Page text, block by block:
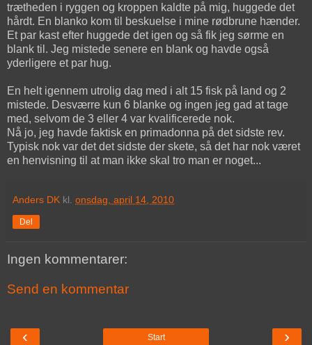
trætheden i ryggen og kroppen kaldte på mig, huggede det
hårdt. En blanko kom til beskuelse i mine rødbrune hænder.
Et par kast efter huggede det igen og så fik jeg sørme en
blank til. Jeg mistede senere en blank og havde også
yderligere et par hug.
En helt igennem utrolig dag med i alt 15 fisk på land og 2
mistede. Desværre kun 6 blanke og ingen jeg gad at tage
med, selvom de 3 eller 4 var kvalificerede nok.
Nå jo, jeg havde faktisk en primadonna på det sidste rev.
Typisk nok var det det sidste der skete, så det har nok været
en henvisning til at man ikke skal tro man er noget...
Anders DK kl. onsdag, april 14, 2010
Del
Ingen kommentarer:
Send en kommentar
‹ ›
Start